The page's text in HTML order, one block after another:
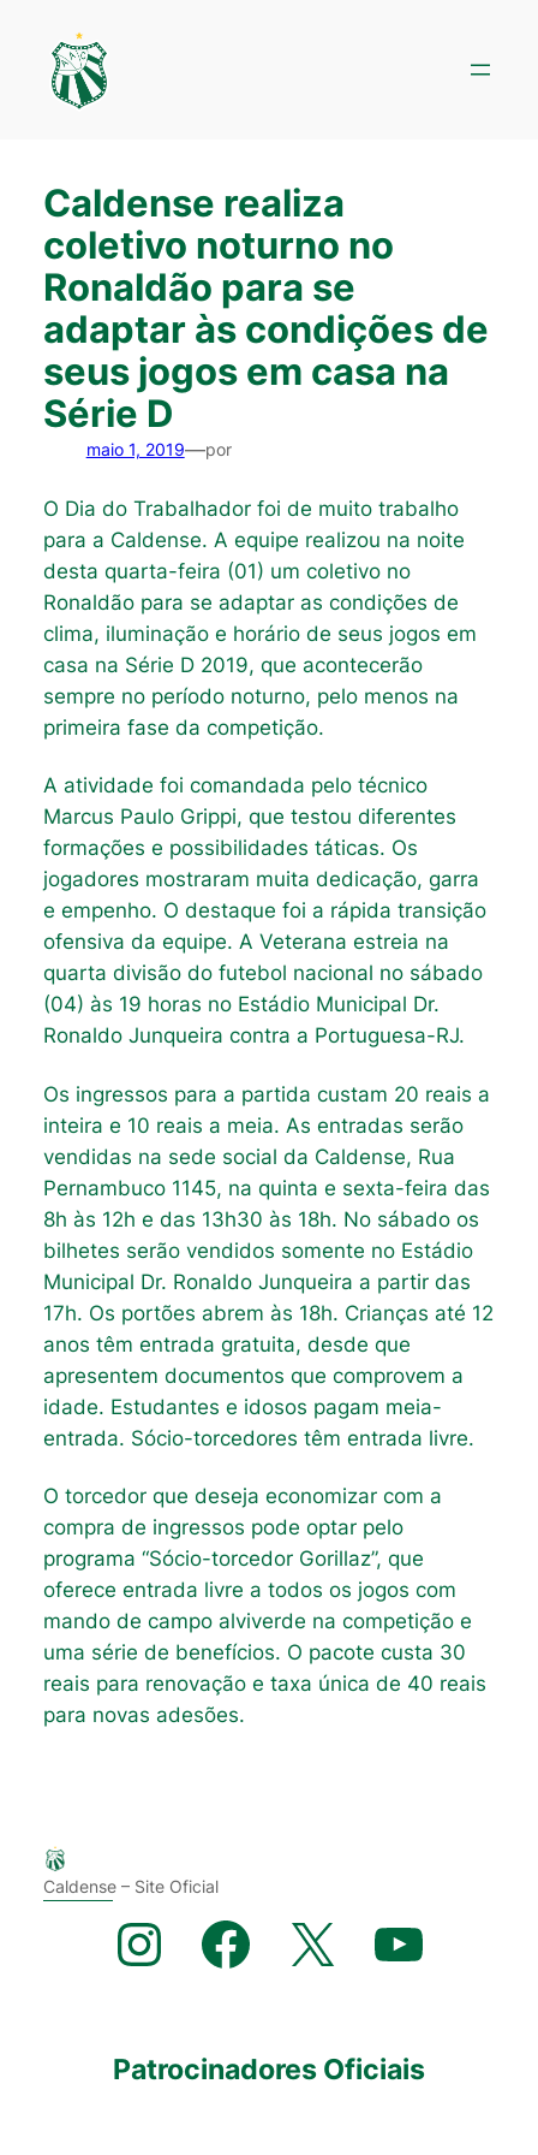
conteúdo
Caldense realiza
coletivo noturno no
Ronaldão para se
adaptar às condições de
seus jogos em casa na
Série D
maio 1, 2019—por
O Dia do Trabalhador foi de muito trabalho
para a Caldense. A equipe realizou na noite
desta quarta-feira (01) um coletivo no
Ronaldão para se adaptar as condições de
clima, iluminação e horário de seus jogos em
casa na Série D 2019, que acontecerão
sempre no período noturno, pelo menos na
primeira fase da competição.
A atividade foi comandada pelo técnico
Marcus Paulo Grippi, que testou diferentes
formações e possibilidades táticas. Os
jogadores mostraram muita dedicação, garra
e empenho. O destaque foi a rápida transição
ofensiva da equipe. A Veterana estreia na
quarta divisão do futebol nacional no sábado
(04) às 19 horas no Estádio Municipal Dr.
Ronaldo Junqueira contra a Portuguesa-RJ.
Os ingressos para a partida custam 20 reais a
inteira e 10 reais a meia. As entradas serão
vendidas na sede social da Caldense, Rua
Pernambuco 1145, na quinta e sexta-feira das
8h às 12h e das 13h30 às 18h. No sábado os
bilhetes serão vendidos somente no Estádio
Municipal Dr. Ronaldo Junqueira a partir das
17h. Os portões abrem às 18h. Crianças até 12
anos têm entrada gratuita, desde que
apresentem documentos que comprovem a
idade. Estudantes e idosos pagam meia-
entrada. Sócio-torcedores têm entrada livre.
O torcedor que deseja economizar com a
compra de ingressos pode optar pelo
programa “Sócio-torcedor Gorillaz”, que
oferece entrada livre a todos os jogos com
mando de campo alviverde na competição e
uma série de benefícios. O pacote custa 30
reais para renovação e taxa única de 40 reais
para novas adesões.
Caldense – Site Oficial
Instagram Facebook X YouTube
Patrocinadores Oficiais